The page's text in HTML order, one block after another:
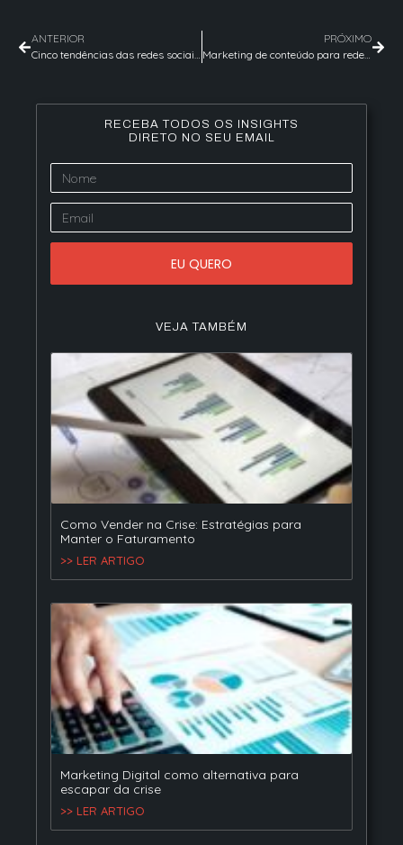
ANTERIOR
Cinco tendências das redes sociais para apostar em 2019
PRÓXIMO
Marketing de conteúdo para redes sociais: cinco dicas infalíveis
RECEBA TODOS OS INSIGHTS
DIRETO NO SEU EMAIL
EU QUERO
VEJA TAMBÉM
Como Vender na Crise: Estratégias para
Manter o Faturamento
>> LER ARTIGO
Marketing Digital como alternativa para
escapar da crise
>> LER ARTIGO